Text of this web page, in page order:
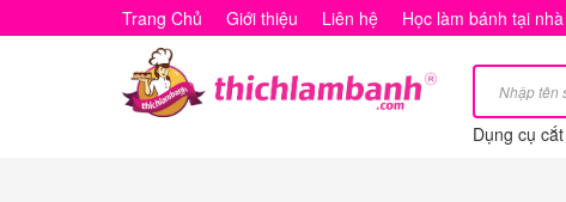
Nồi
chocolate
Trang Chủ Giới thiệu Liên hệ Học làm bánh tại nhà
Dụng cụ